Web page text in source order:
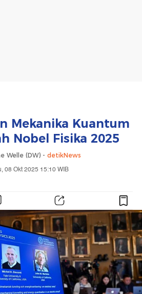
Mekanika Kuantum
Nobel Fisika 2025
Welle (DW) - detikNews
08 Okt 2025 15:10 WIB